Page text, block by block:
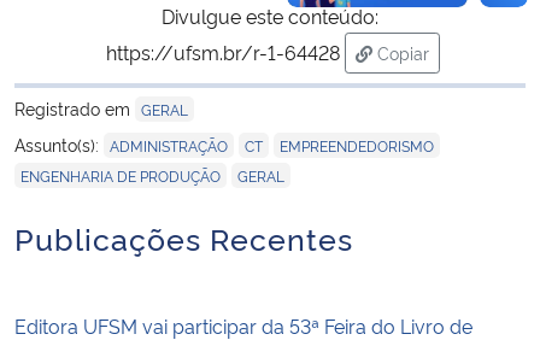
Divulgue este conteúdo:
https://ufsm.br/r-1-64428
Copiar
para área de
Registrado em GERAL
Assunto(s): ADMINISTRAÇÃO CT EMPREENDEDORISMO
ENGENHARIA DE PRODUÇÃO GERAL
Publicações Recentes
Editora UFSM vai participar da 53ª Feira do Livro de